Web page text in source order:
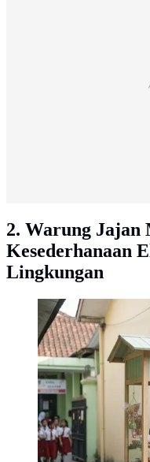
2. Warung
Kesederhanaan
Lingkungan